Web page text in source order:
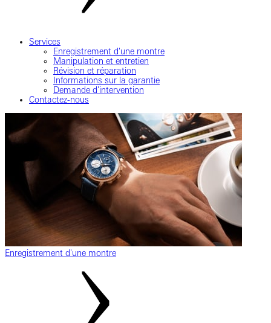
Services
Enregistrement d'une montre
Manipulation et entretien
Révision et réparation
Informations sur la garantie
Demande d'intervention
Contactez-nous
Enregistrement d'une montre